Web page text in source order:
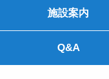
施設案内
Q&A